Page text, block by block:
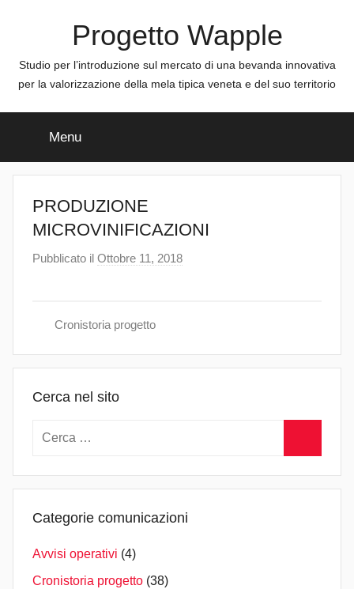
Progetto Wapple
Studio per l’introduzione sul mercato di una bevanda innovativa
per la valorizzazione della mela tipica veneta e del suo territorio
Menu
PRODUZIONE
MICROVINIFICAZIONI
Pubblicato il Ottobre 11, 2018
Cronistoria progetto
Cerca nel sito
Ricerca
Categorie comunicazioni
Avvisi operativi (4)
Cronistoria progetto (38)